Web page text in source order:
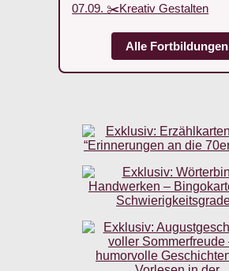
07.09. ✂️Kreativ Gestalten
Alle Fortbildungen